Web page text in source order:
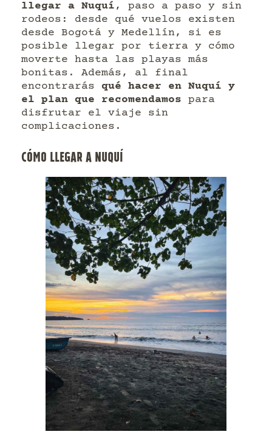
llegar a Nuquí , paso a paso y sin
rodeos: desde qué vuelos existen
desde Bogotá y Medellín, si es
posible llegar por tierra y cómo
moverte hasta las playas más
bonitas. Además, al final
encontrarás qué hacer en Nuquí y
el plan que recomendamos para
disfrutar el viaje sin
complicaciones.
CÓMO LLEGAR A NUQUÍ